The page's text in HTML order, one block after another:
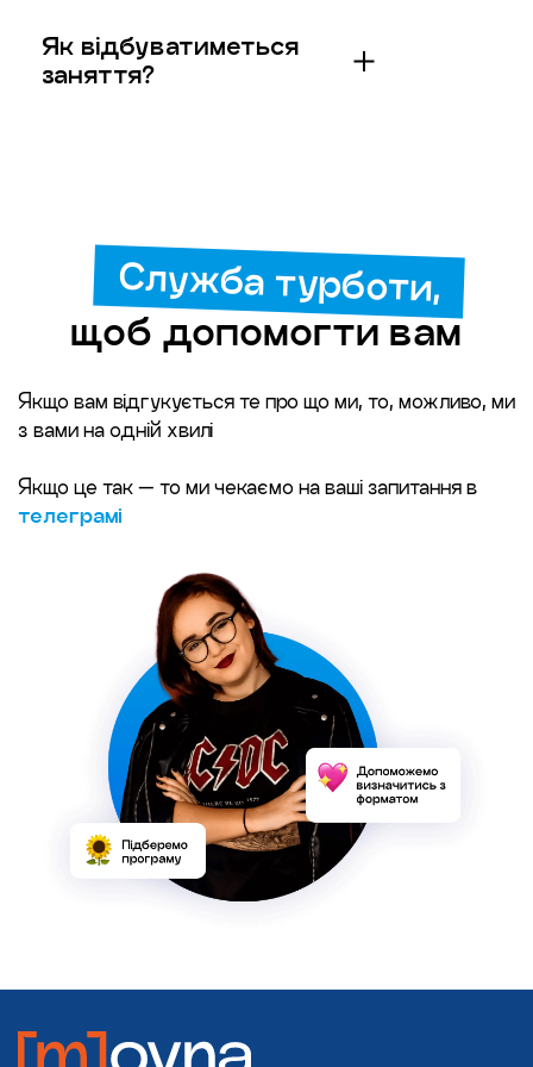
підписку у разі потреби
Як відбуватиметься
заняття?
мовлення: граматику, лексику, говоріння, навички
сприйняття на слух і письмо. Усе націлено на те,
щоб ви отримали результат швидко, якісно і
назавжди
Служба турботи,
щоб допомогти вам
Якщо вам відгукується те про що ми, то, можливо, ми
з вами на одній хвилі
Якщо це так — то ми чекаємо на ваші запитання в
телеграмі